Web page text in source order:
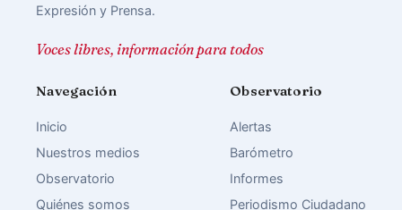
Expresión y Prensa.
Voces libres, información para todos
Navegación
Inicio
Nuestros medios
Observatorio
Quiénes somos
Observatorio
Alertas
Barómetro
Informes
Periodismo Ciudadano